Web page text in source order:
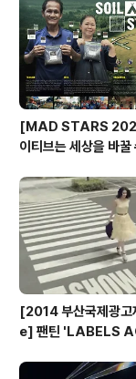
[MAD STARS
이티브는 세상을 바꿀
작)
[2014 부산국제광
e] 팬틴 'LABELS